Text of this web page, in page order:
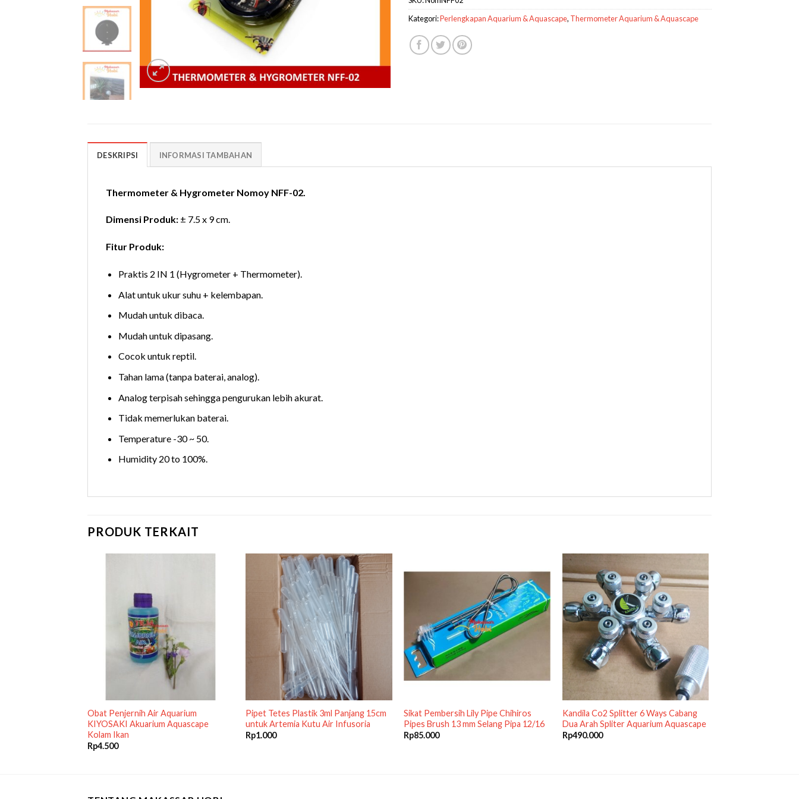
Kategori:Perlengkapan Aquarium & Aquascape, Thermometer Aquarium & Aquascape
DESKRIPSI INFORMASI TAMBAHAN
Thermometer & Hygrometer Nomoy NFF-02.
Dimensi Produk: ± 7.5 x 9 cm.
Fitur Produk:
Praktis 2 IN 1 (Hygrometer + Thermometer).
Alat untuk ukur suhu + kelembapan.
Mudah untuk dibaca.
Mudah untuk dipasang.
Cocok untuk reptil.
Tahan lama (tanpa baterai, analog).
Analog terpisah sehingga pengurukan lebih akurat.
Tidak memerlukan baterai.
Temperature -30 ~ 50.
Humidity 20 to 100%.
PRODUK TERKAIT
Obat Penjernih Air Aquarium
KIYOSAKI Akuarium Aquascape
Kolam Ikan
Rp4.500
Pipet Tetes Plastik 3ml Panjang 15cm
untuk Artemia Kutu Air Infusoria
Rp1.000
Sikat Pembersih Lily Pipe Chihiros
Pipes Brush 13 mm Selang Pipa 12/16
Rp85.000
Kandila Co2 Splitter 6 Ways Cabang
Dua Arah Spliter Aquarium Aquascape
Rp490.000